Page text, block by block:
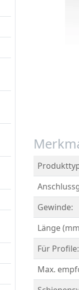
Gewinde:
Länge
Für Profile:
Max.